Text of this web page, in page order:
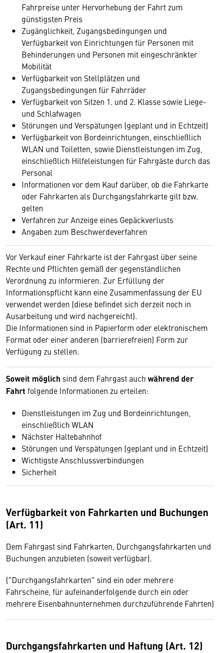
Fahrpreise unter Hervorhebung der Fahrt zum
günstigsten Preis
Zugänglichkeit, Zugangsbedingungen und
Verfügbarkeit von Einrichtungen für Personen mit
Behinderungen und Personen mit eingeschränkter
Mobilität
Verfügbarkeit von Stellplätzen und
Zugangsbedingungen für Fahrräder
Verfügbarkeit von Sitzen 1. und 2. Klasse sowie Liege-
und Schlafwagen
Störungen und Verspätungen (geplant und in Echtzeit)
Verfügbarkeit von Bordeinrichtungen, einschließlich
WLAN und Toiletten, sowie Dienstleistungen im Zug,
einschließlich Hilfeleistungen für Fahrgäste durch das
Personal
Informationen vor dem Kauf darüber, ob die Fahrkarte
oder Fahrkarten als Durchgangsfahrkarte gilt bzw.
gelten
Verfahren zur Anzeige eines Gepäckverlusts
Angaben zum Beschwerdeverfahren
Vor Verkauf einer Fahrkarte ist der Fahrgast über seine
Rechte und Pflichten gemäß der gegenständlichen
Verordnung zu informieren. Zur Erfüllung der
Informationspflicht kann eine Zusammenfassung der EU
verwendet werden (diese befindet sich derzeit noch in
Ausarbeitung und wird nachgereicht).
Die Informationen sind in Papierform oder elektronischem
Format oder einer anderen (barrierefreien) Form zur
Verfügung zu stellen.
Soweit möglich sind dem Fahrgast auch während der
Fahrt folgende Informationen zu erteilen:
Dienstleistungen im Zug und Bordeinrichtungen,
einschließlich WLAN
Nächster Haltebahnhof
Störungen und Verspätungen (geplant und in Echtzeit)
Wichtigste Anschlussverbindungen
Sicherheit
Verfügbarkeit von Fahrkarten und Buchungen
(Art. 11)
Dem Fahrgast sind Fahrkarten, Durchgangsfahrkarten und
Buchungen anzubieten (soweit verfügbar).
("Durchgangsfahrkarten" sind ein oder mehrere
Fahrscheine, für aufeinanderfolgende durch ein oder
mehrere Eisenbahnunternehmen durchzuführende Fahrten)
Durchgangsfahrkarten und Haftung (Art. 12)